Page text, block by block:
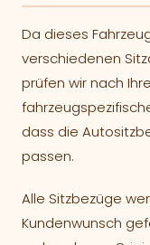
Da dieses
verschiedenen
prüfen wir nach
dass die
passen.
Alle Sitzbezüge
Kundenwunsch